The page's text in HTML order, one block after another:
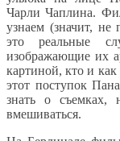
Чарли Чаплина.
узнаем (значит,
это реальные
изображающие их
картиной, кто и как
этот поступок
знать о съемках,
вмешиваться.